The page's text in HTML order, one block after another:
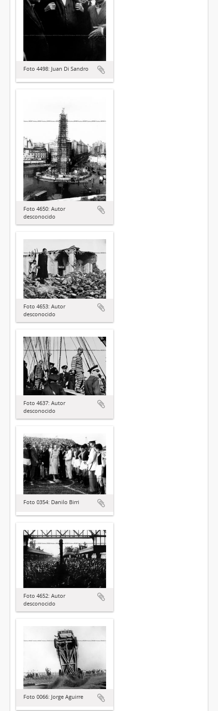
Foto 4498: Juan Di Sandro
Foto 4650: Autor
desconocido
Foto 4653: Autor
desconocido
Foto 4637: Autor
desconocido
Foto 0354: Danilo Birri
Foto 4652: Autor
desconocido
Foto 0066: Jorge Aguirre